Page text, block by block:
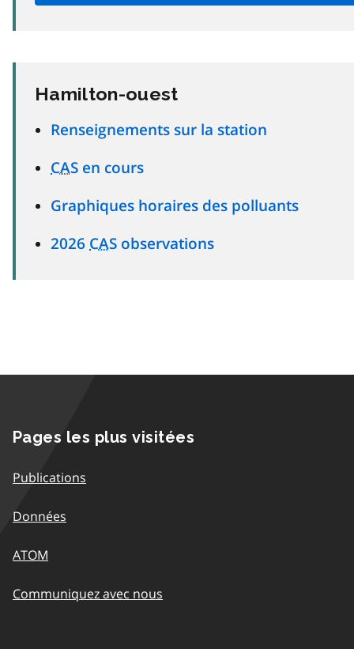
Hamilton-ouest
Renseignements sur la station
CAS en cours
Graphiques horaires des polluants
2026 CAS observations
Pages les plus visitées
Publications
Données
ATOM
Communiquez avec nous